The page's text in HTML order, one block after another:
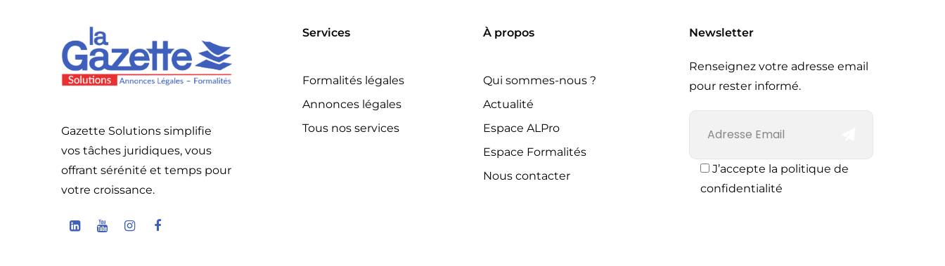
Gazette Solutions simplifie
vos tâches juridiques, vous
offrant sérénité et temps pour
votre croissance.
Services
Formalités légales
Annonces légales
Tous nos services
À propos
Qui sommes-nous ?
Actualité
Espace ALPro
Espace Formalités
Nous contacter
Newsletter
Renseignez votre adresse email
pour rester informé.
J’accepte la politique de
confidentialité